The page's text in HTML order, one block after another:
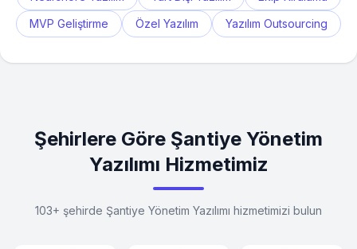
MVP Geliştirme
Özel Yazılım Yazılım Outsourcing
Şehirlere Göre Şantiye Yönetim
Yazılımı Hizmetimiz
103+ şehirde Şantiye Yönetim Yazılımı hizmetimizi bulun